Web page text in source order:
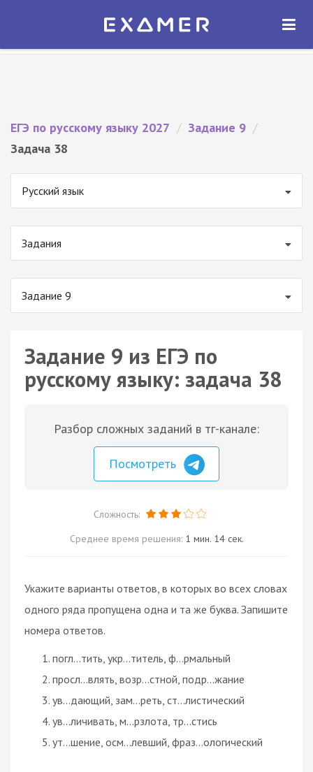
Экзамер — ЕГЭ 2027
ОТКРЫТЬ
ЕГЭ по русскому языку 2027 / Задание 9 /
Задача 38
Русский язык
Задания
Задание 9
Задание 9 из ЕГЭ по
русскому языку: задача 38
Разбор сложных заданий в тг-канале:
Посмотреть
Сложность:
Среднее время решения: 1 мин. 14 сек.
Укажите варианты ответов, в которых во всех словах
одного ряда пропущена одна и та же буква. Запишите
номера ответов.
погл...тить, укр...титель, ф...рмальный
просл...влять, возр...стной, подр...жание
ув...дающий, зам...реть, ст...листический
ув...личивать, м...рзлота, тр...стись
ут...шение, осм...левший, фраз...ологический